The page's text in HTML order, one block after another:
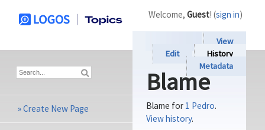
View
Edit
History
Metadata
Blame
Blame for 1 Pedro.
View history.
Welcome, Guest! (sign in)
»Create New Page